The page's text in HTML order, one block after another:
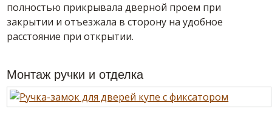
полностью прикрывала дверной проем при
закрытии и отъезжала в сторону на удобное
расстояние при открытии.
Монтаж ручки и отделка